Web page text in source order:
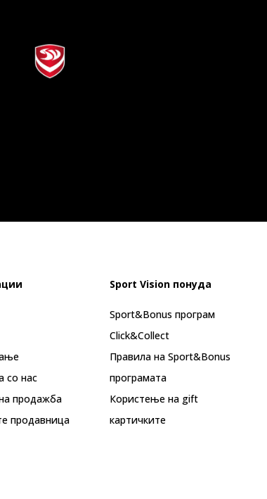
со нас
продажба
продавница
Sport Vision понуда
Sport&Bonus програм
Click&Collect
Правила на Sport&Bonus
програмата
Користење на gift
картичките